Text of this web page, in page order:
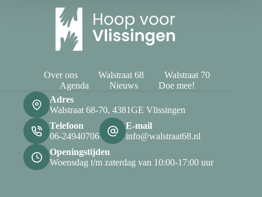
Over ons Walstraat 68
Walstraat 70
Agenda
Nieuws
Doe mee!
Adres
Walstraat 68-70, 4381GE Vlissingen
Telefoon
06-24940706
E-mail
info@walstraat68.nl
Openingstijden
Woensdag t/m zaterdag van 10:00-17:00 uur